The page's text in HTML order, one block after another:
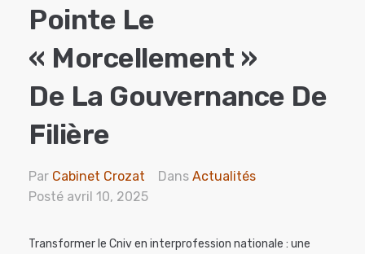
Pointe Le
« Morcellement »
De La Gouvernance De
Filière
Par Cabinet Crozat Dans Actualités
Posté avril 10, 2025
Transformer le Cniv en interprofession nationale : une